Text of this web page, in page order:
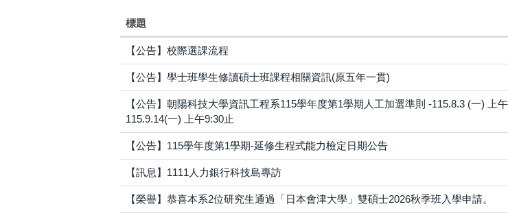
標題
【公告】校際選課流程
【公告】學士班學生修讀碩士班課程相關資訊(原五年一貫)
【公告】朝陽科技大學資訊工程系115學年度第1學期人工加選準則 -115.8.3 (一) 上
115.9.14(一) 上午9:30止
【公告】115學年度第1學期-延修生程式能力檢定日期公告
【訊息】1111人力銀行科技島專訪
【榮譽】恭喜本系2位研究生通過「日本會津大學」雙碩士2026秋季班入學申請。